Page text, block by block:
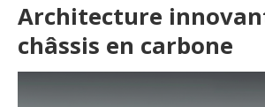
Architecture
châssis en carbone